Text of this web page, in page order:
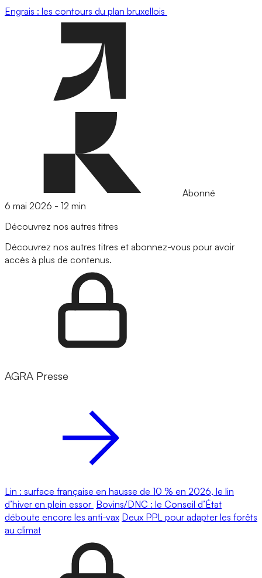
Engrais : les contours du plan bruxellois
Abonné
6 mai 2026 - 12 min
Découvrez nos autres titres
Découvrez nos autres titres et abonnez-vous pour avoir
accès à plus de contenus.
AGRA Presse
Lin : surface française en hausse de 10 % en 2026, le lin
d’hiver en plein essor Bovins/DNC : le Conseil d’État
déboute encore les anti-vax Deux PPL pour adapter les forêts
au climat